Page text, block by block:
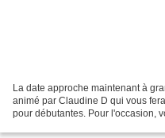
La date approche maintenant à
animé par Claudine D qui vous
pour débutantes. Pour l'occasion,